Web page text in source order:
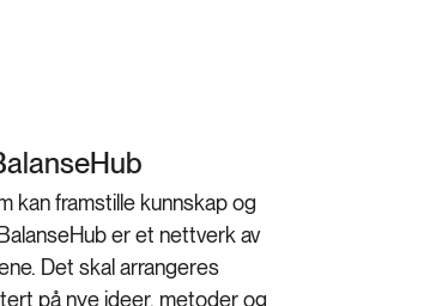
kan framstille kunnskap og
er et nettverk av
Det skal arrangeres
på nye ideer, metoder og